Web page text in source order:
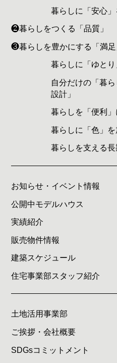
暮らしに「安心」
❷暮らしをつくる「品質」
❸暮らしを豊かにする「満足
暮らしに「ゆとり
自分だけの「暮
設計」
暮らしを「便利」
暮らしに「色」
暮らしを支える長
お知らせ・イベント情報
公開中モデルハウス
実績紹介
販売物件情報
建築スケジュール
住宅事業部スタッフ紹介
土地活用事業部
ご挨拶・会社概要
SDGsコミットメント